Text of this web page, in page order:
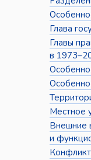
Глава
Главы
в
Местное
Внешние
и